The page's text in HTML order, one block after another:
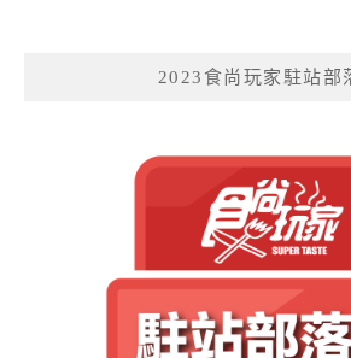
2023食尚玩家駐站部